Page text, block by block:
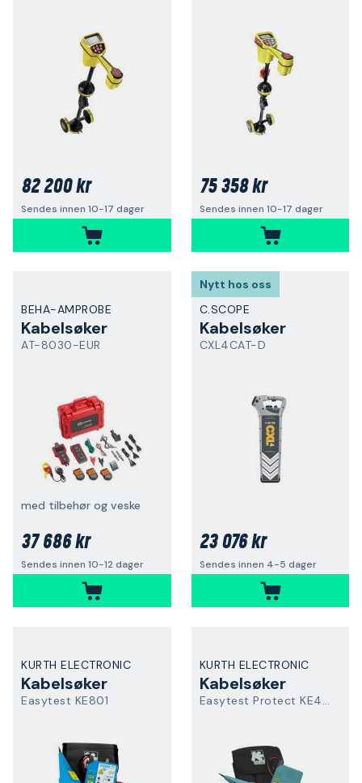
82 200 kr
Sendes innen 10-17 dager
75 358 kr
Sendes innen 10-17 dager
BEHA-AMPROBE
Kabelsøker
AT-8030-EUR
med tilbehør og veske
37 686 kr
Sendes innen 10-12 dager
Nytt hos oss
C.SCOPE
Kabelsøker
CXL4CAT-D
23 076 kr
Sendes innen 4-5 dager
KURTH ELECTRONIC
Kabelsøker
Easytest KE801
KURTH ELECTRONIC
Kabelsøker
Easytest Protect KE401